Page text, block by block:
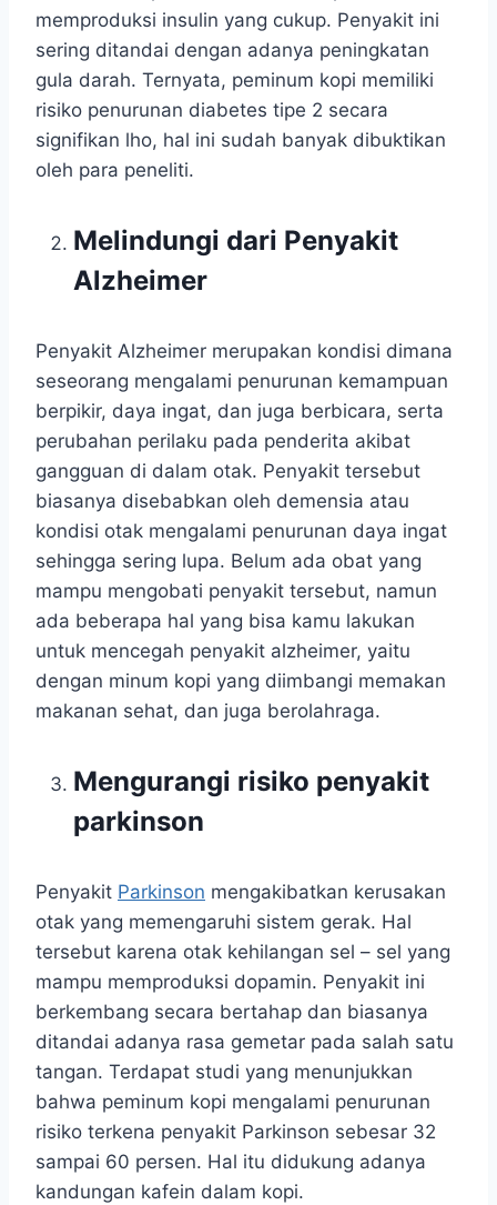
memproduksi insulin yang cukup. Penyakit ini
sering ditandai dengan adanya peningkatan
gula darah. Ternyata, peminum kopi memiliki
risiko penurunan diabetes tipe 2 secara
signifikan lho, hal ini sudah banyak dibuktikan
oleh para peneliti.
Melindungi dari Penyakit
Alzheimer
Penyakit Alzheimer merupakan kondisi dimana
seseorang mengalami penurunan kemampuan
berpikir, daya ingat, dan juga berbicara, serta
perubahan perilaku pada penderita akibat
gangguan di dalam otak. Penyakit tersebut
biasanya disebabkan oleh demensia atau
kondisi otak mengalami penurunan daya ingat
sehingga sering lupa. Belum ada obat yang
mampu mengobati penyakit tersebut, namun
ada beberapa hal yang bisa kamu lakukan
untuk mencegah penyakit alzheimer, yaitu
dengan minum kopi yang diimbangi memakan
makanan sehat, dan juga berolahraga.
Mengurangi risiko penyakit
parkinson
Penyakit Parkinson mengakibatkan kerusakan
otak yang memengaruhi sistem gerak. Hal
tersebut karena otak kehilangan sel – sel yang
mampu memproduksi dopamin. Penyakit ini
berkembang secara bertahap dan biasanya
ditandai adanya rasa gemetar pada salah satu
tangan. Terdapat studi yang menunjukkan
bahwa peminum kopi mengalami penurunan
risiko terkena penyakit Parkinson sebesar 32
sampai 60 persen. Hal itu didukung adanya
kandungan kafein dalam kopi.